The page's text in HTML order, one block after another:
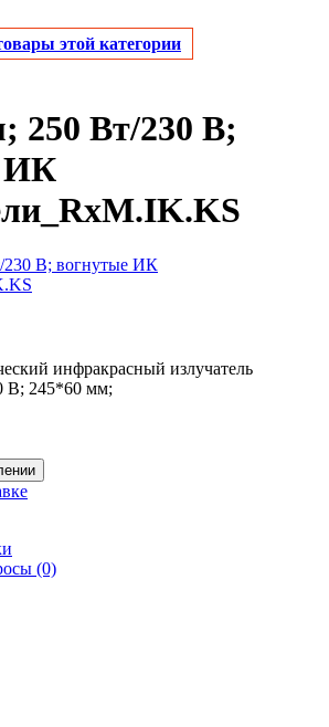
этой категории
250 Вт/230 В;
ИК
инфракрасный излучатель
В; 245*60 мм;
(0)